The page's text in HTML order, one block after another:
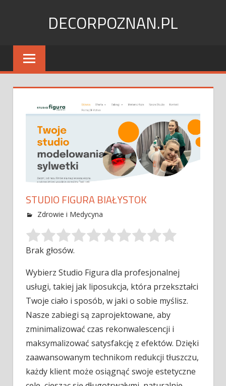
DECORPOZNAN.PL
STUDIO FIGURA BIAŁYSTOK
Zdrowie i Medycyna
Brak głosów.
Wybierz Studio Figura dla profesjonalnej
usługi, takiej jak liposukcja, która przekształci
Twoje ciało i sposób, w jaki o sobie myślisz.
Nasze zabiegi są zaprojektowane, aby
zminimalizować czas rekonwalescencji i
maksymalizować satysfakcję z efektów. Dzięki
zaawansowanym technikom redukcji tłuszczu,
każdy klient może osiągnąć swoje estetyczne